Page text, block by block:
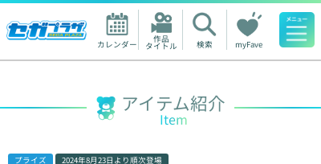
カレンダー 作品
タイトル 検索 myFave
人気ワード
アイテム紹介
Item
プライズ 2024年8月23日 より順次登場